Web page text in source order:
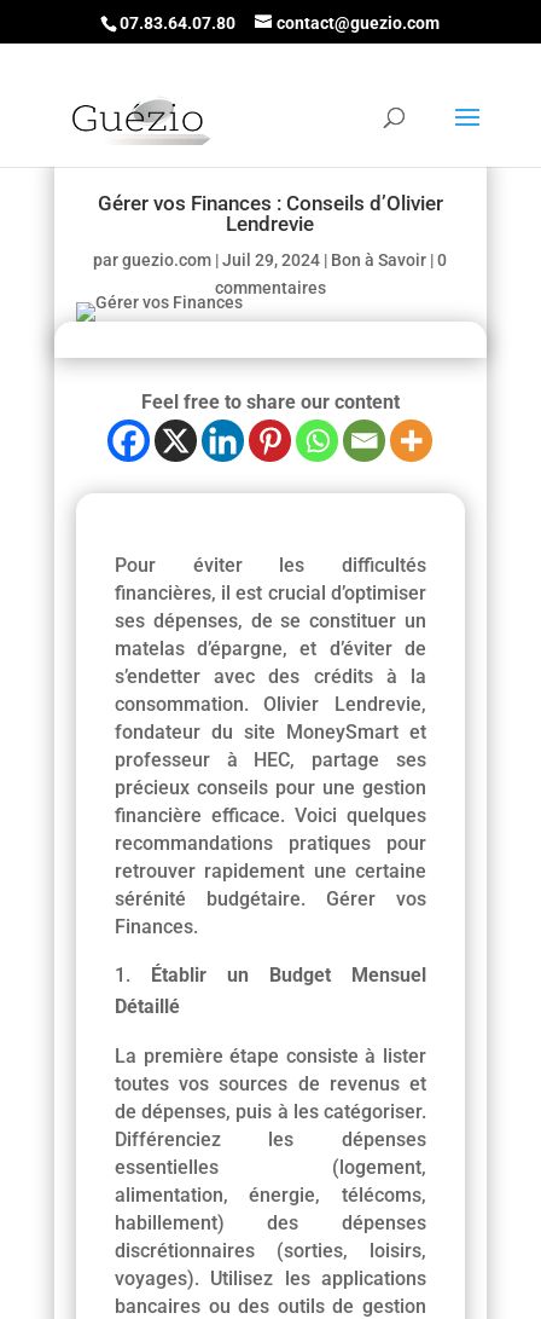
07.83.64.07.80 contact@guezio.com
Gérer vos Finances : Conseils d’Olivier
Lendrevie
parguezio.com |Juil 29, 2024 | Bon à Savoir |0
commentaires
Feel free to share our content
Pour éviter les difficultés
financières, il est crucial d’optimiser
ses dépenses, de se constituer un
matelas d’épargne, et d’éviter de
s’endetter avec des crédits à la
consommation. Olivier Lendrevie,
fondateur du site MoneySmart et
professeur à HEC, partage ses
précieux conseils pour une gestion
financière efficace. Voici quelques
recommandations pratiques pour
retrouver rapidement une certaine
sérénité budgétaire. Gérer vos
Finances.
Établir un Budget Mensuel
Détaillé
La première étape consiste à lister
toutes vos sources de revenus et
de dépenses, puis à les catégoriser.
Différenciez les dépenses
essentielles (logement,
alimentation, énergie, télécoms,
habillement) des dépenses
discrétionnaires (sorties, loisirs,
voyages). Utilisez les applications
bancaires ou des outils de gestion